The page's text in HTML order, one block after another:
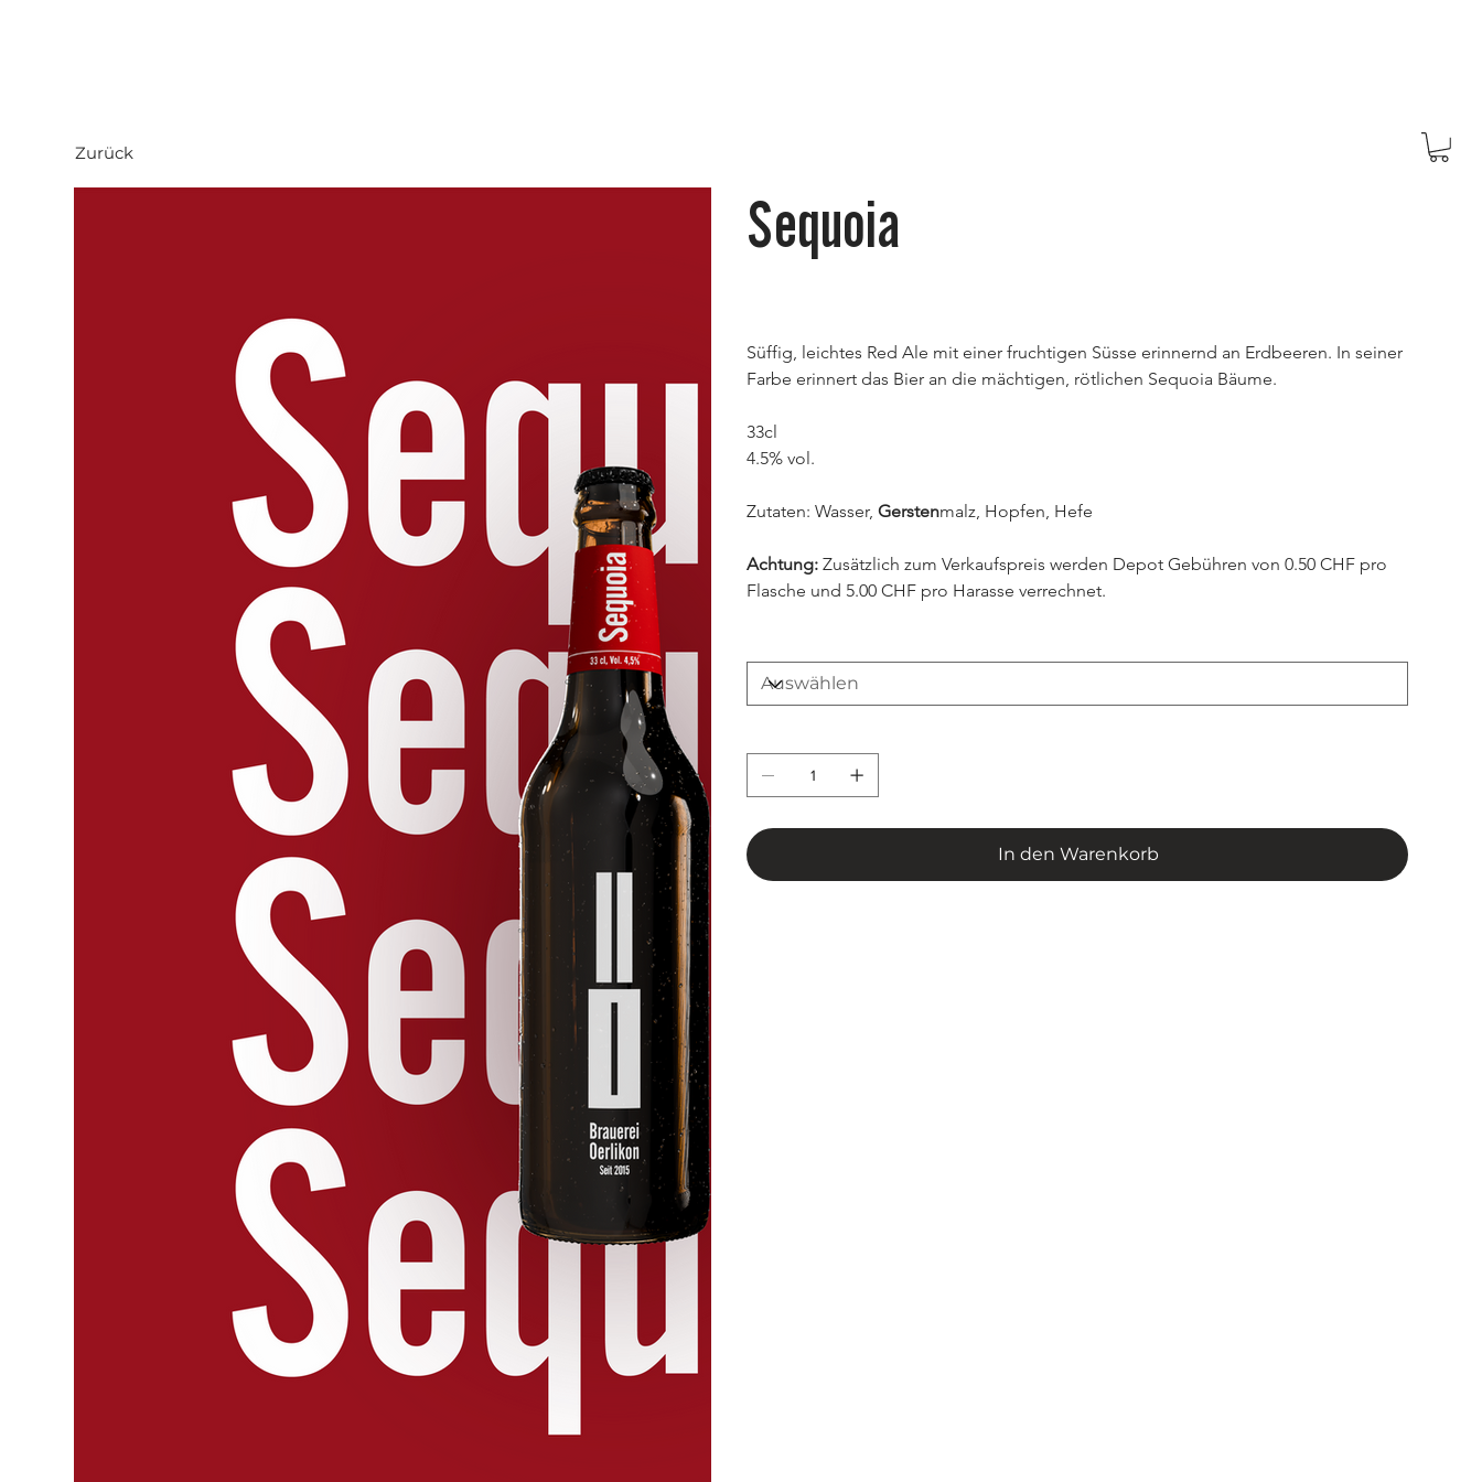
Sequoia
Süffig, leichtes Red Ale mit einer fruchtigen Süsse erinnernd an Erdbeeren. In seiner
Farbe erinnert das Bier an die mächtigen, rötlichen Sequoia Bäume.
33cl
4.5% vol.
Zutaten: Wasser, Gerstenmalz, Hopfen, Hefe
Achtung: Zusätzlich zum Verkaufspreis werden Depot Gebühren von 0.50 CHF pro
Flasche und 5.00 CHF pro Harasse verrechnet.
In den Warenkorb
Zurück